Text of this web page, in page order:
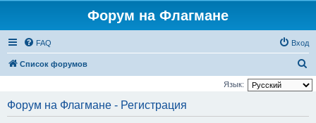
Форум на Флагмане
FAQ Вход
Список форумов
о
Язык:
Форум на Флагмане - Регистрация